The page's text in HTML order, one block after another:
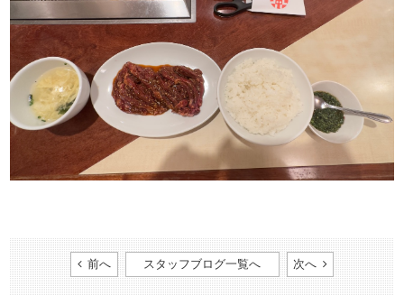
前へ スタッフブログ一覧へ 次へ